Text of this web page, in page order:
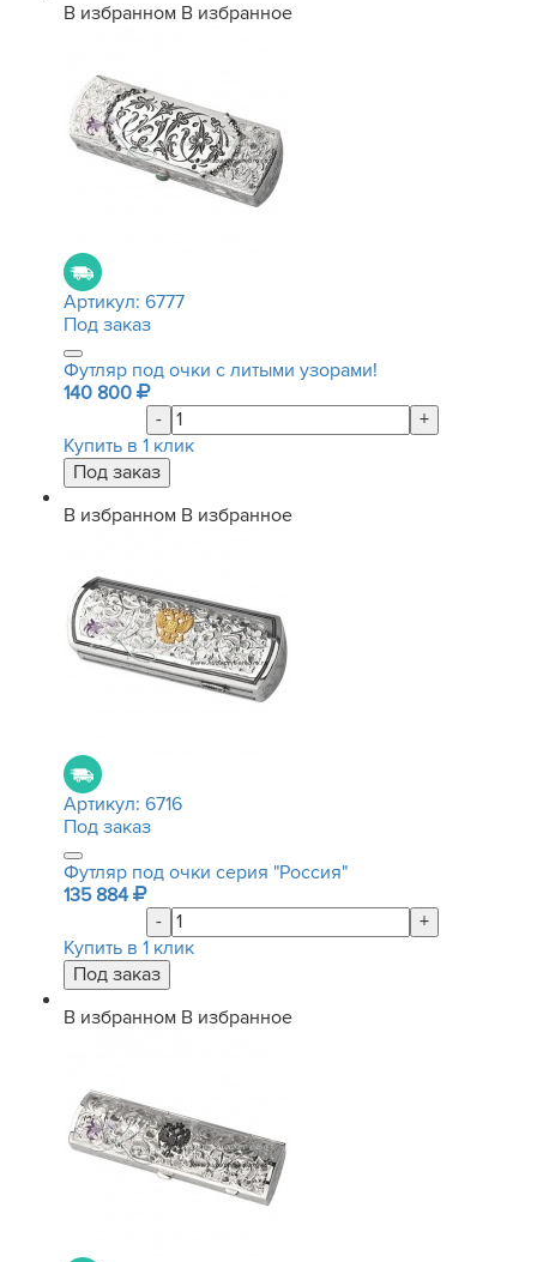
В избранном В избранное
Артикул: 6777
Под заказ
Футляр под очки с литыми узорами!
140 800
-
+
Купить в 1 клик
В избранном В избранное
Артикул: 6716
Под заказ
Футляр под очки серия "Россия"
135 884
-
+
Купить в 1 клик
В избранном В избранное